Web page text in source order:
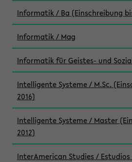
Informatik / Ba (Einschreibung
Informatik / Mag
Informatik für Geistes- und
Intelligente Systeme / M.Sc.
2016)
Intelligente Systeme / Master
2012)
InterAmerican Studies /